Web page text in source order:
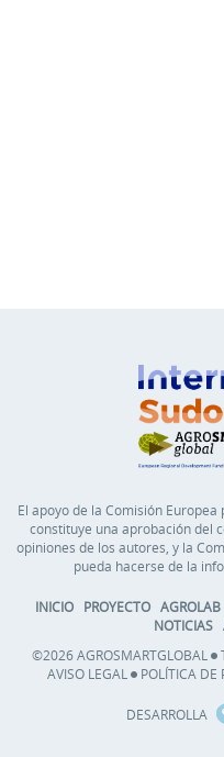
El apoyo de la Comisión
constituye una aprobación del
opiniones de los autores, y la
pueda hacerse de la
INICIO PROYECTO AGROLAB
NOTICIAS
©2026 AGROSMARTGLOBAL
AVISO LEGAL
POLÍTICA DE
DESARROLLA